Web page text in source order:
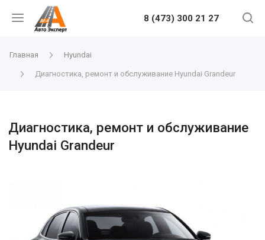
8 (473) 300 21 27
Главная Hyundai
Диагностика, ремонт и обслуживание Hyundai Grandeur
Диагностика, ремонт и обслуживание
Hyundai Grandeur